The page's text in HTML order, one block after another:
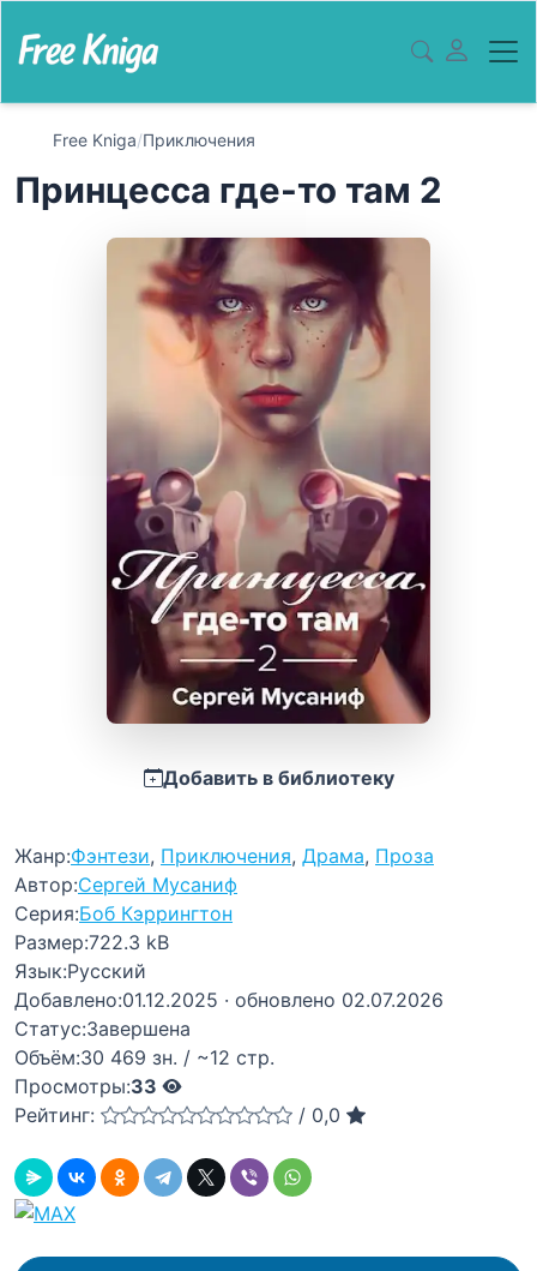
Free Kniga/Приключения
Принцесса где-то там 2
Добавить в библиотеку
Жанр:Фэнтези, Приключения, Драма, Проза
Автор:Сергей Мусаниф
Серия:Боб Кэррингтон
Размер:722.3 kB
Язык:Русский
Добавлено:01.12.2025 · обновлено 02.07.2026
Статус:Завершена
Объём:30 469 зн. / ~12 стр.
Просмотры:33
Рейтинг:
/ 0,0